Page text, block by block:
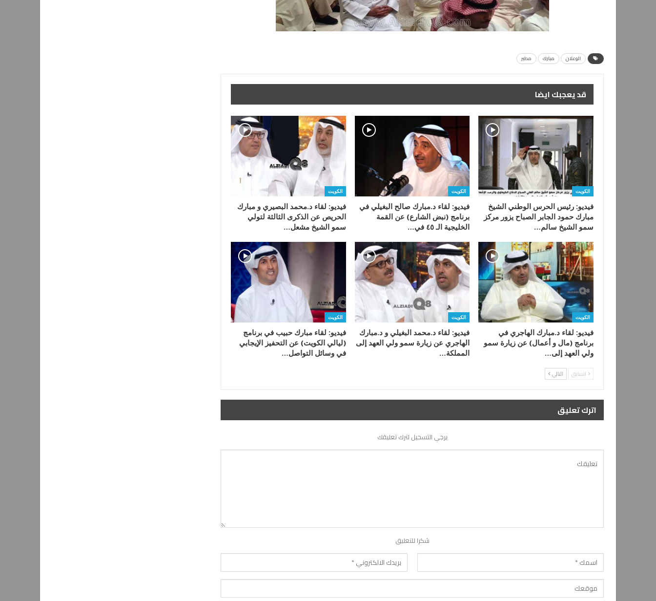
الوعلان مبارك مطير
قد يعجبك ايضا
الكويت
فيديو: رئيس الحرس الوطني الشيخ
مبارك حمود الجابر الصباح يزور مركز
سمو الشيخ سالم…
الكويت
فيديو: لقاء د.مبارك صالح البغيلي في
برنامج (نبض الشارع) عن القمة
الخليجية الـ ٤٥ في…
الكويت
فيديو: لقاء د.محمد البصيري و مبارك
الحريص عن الذكرى الثالثة لتولي
سمو الشيخ مشعل…
الكويت
فيديو: لقاء د.مبارك الهاجري في
برنامج (مال و أعمال) عن زيارة سمو
ولي العهد إلى…
الكويت
فيديو: لقاء د.محمد البغيلي و د.مبارك
الهاجري عن زيارة سمو ولي العهد إلى
المملكة…
الكويت
فيديو: لقاء مبارك حبيب في برنامج
(ليالي الكويت) عن التحفيز الإيجابي
في وسائل التواصل…
السابق التالي
اترك تعليق
يرجي التسجيل لترك تعليقك
شكرا للتعليق